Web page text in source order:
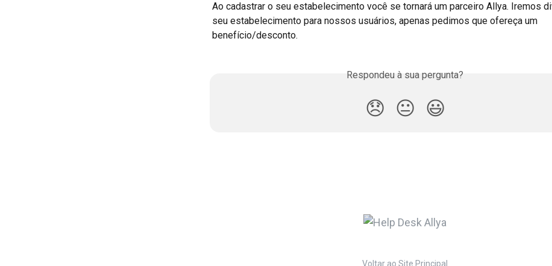
Ao cadastrar o seu estabelecimento você se tornará um parceiro Allya. Iremos
seu estabelecimento para nossos usuários, apenas pedimos que ofereça um
benefício/desconto.
Respondeu à sua pergunta?
😞 😐 😃
Voltar ao Site Principal